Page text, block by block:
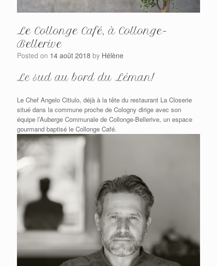
Le Collonge Café, à Collonge-
Bellerive
Posted on 14 août 2018 by Hélène
Le sud au bord du Léman!
Le Chef Angelo Citiulo, déjà à la tête du restaurant La Closerie
situé dans la commune proche de Cologny dirige avec son
équipe l’Auberge Communale de Collonge-Bellerive, un espace
gourmand baptisé le Collonge Café.